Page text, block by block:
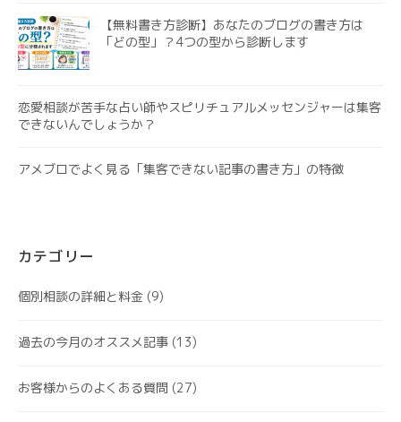
【無料書き方診断】あなたのブログの書き方は
「どの型」？4つの型から診断します
恋愛相談が苦手な占い師やスピリチュアルメッセンジャーは集客
できないんでしょうか？
アメブロでよく見る「集客できない記事の書き方」の特徴
カテゴリー
個別相談の詳細と料金 (9)
過去の今月のオススメ記事 (13)
お客様からのよくある質問 (27)